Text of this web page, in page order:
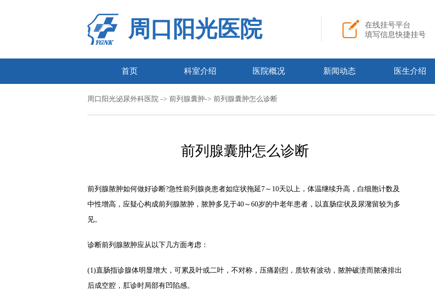
周口阳光医院
在线挂号平台
填写信息快捷挂号
首页 科室介绍 医院概况 新闻动态 医生介绍
周口阳光泌尿外科医院 -> 前列腺囊肿-> 前列腺囊肿怎么诊断
前列腺囊肿怎么诊断
前列腺脓肿如何做好诊断?急性前列腺炎患者如症状拖延7～10天以上，体温继续升高，白细胞计数及
中性增高，应疑心构成前列腺脓肿，脓肿多见于40～60岁的中老年患者，以直肠症状及尿潴留较为多
见。
诊断前列腺脓肿应从以下几方面考虑：
(1)直肠指诊腺体明显增大，可累及叶或二叶，不对称，压痛剧烈，质软有波动，脓肿破溃而脓液排出
后成空腔，肛诊时局部有凹陷感。